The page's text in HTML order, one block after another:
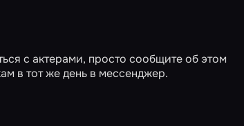
с актерами, просто сообщите об этом
в тот же день в мессенджер.